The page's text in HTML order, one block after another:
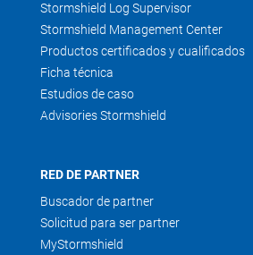
Stormshield Log Supervisor
Stormshield Management Center
Productos certificados y cualificados
Ficha técnica
Estudios de caso
Advisories Stormshield
RED DE PARTNER
Buscador de partner
Solicitud para ser partner
MyStormshield